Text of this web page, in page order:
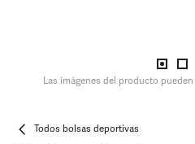
Las imágenes del producto
Todos bolsas deportivas